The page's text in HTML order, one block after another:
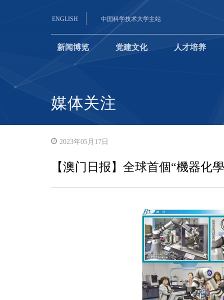
ENGLISH 中国科学技术大学主站
新闻博览 党建文化 人才培养
媒体关注
2023年05月17日
【澳门日报】全球首個“機器化